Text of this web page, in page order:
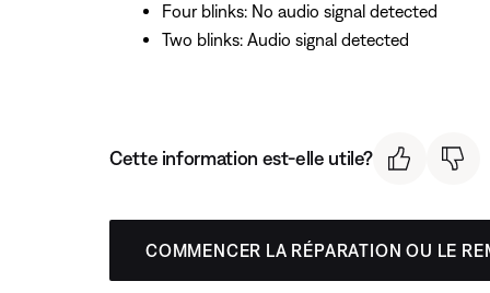
Four blinks: No audio signal detected
Two blinks: Audio signal detected
Cette information est-elle utile?
COMMENCER LA RÉPARATION OU LE